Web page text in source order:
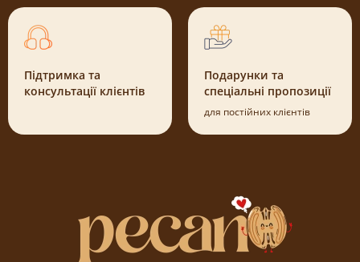
Підтримка та
консультації клієнтів
Подарунки та
спеціальні пропозиції
для постійних клієнтів